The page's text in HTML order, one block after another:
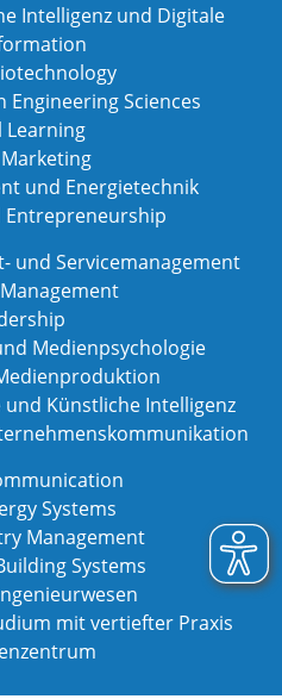
Intelligenz und Digitale
Engineering Sciences
Learning
und Energietechnik
und Servicemanagement
Medienpsychologie
Künstliche Intelligenz
Systems
Management
Systems
mit vertiefter Praxis